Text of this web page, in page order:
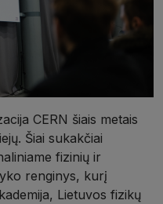
CERN šiais metais
Šiai sukakčiai
fizinių ir
renginys, kurį
Lietuvos fizikų